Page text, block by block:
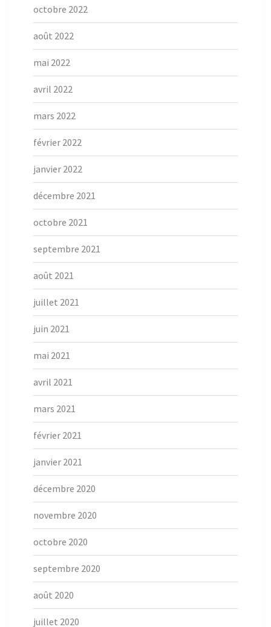
octobre 2022
août 2022
mai 2022
avril 2022
mars 2022
février 2022
janvier 2022
décembre 2021
octobre 2021
septembre 2021
août 2021
juillet 2021
juin 2021
mai 2021
avril 2021
mars 2021
février 2021
janvier 2021
décembre 2020
novembre 2020
octobre 2020
septembre 2020
août 2020
juillet 2020